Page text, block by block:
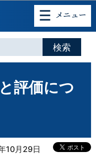
移動
評価につ
10月29日